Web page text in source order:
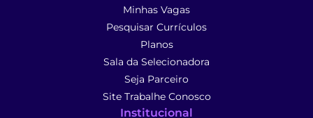
Minhas Vagas
Pesquisar Currículos
Planos
Sala da Selecionadora
Seja Parceiro
Site Trabalhe Conosco
Institucional